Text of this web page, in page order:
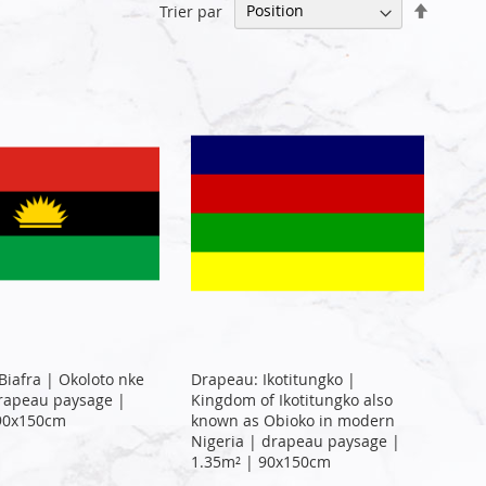
Trier par
| Okoloto nke
paysage |
Drapeau: Ikotitungko |
Kingdom of Ikotitungko also
known as Obioko in modern
Nigeria | drapeau paysage |
1.35m² | 90x150cm